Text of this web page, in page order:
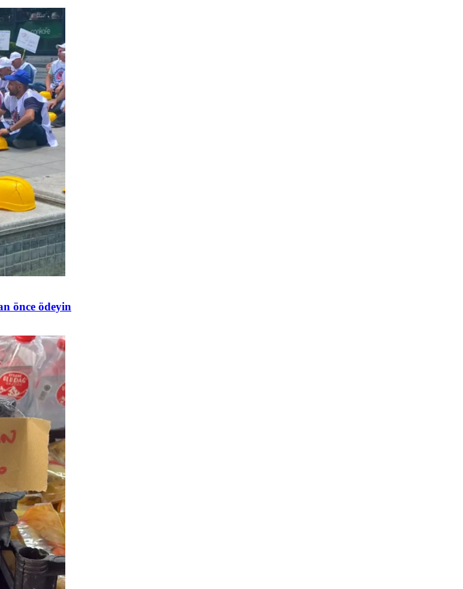
önce ödeyin